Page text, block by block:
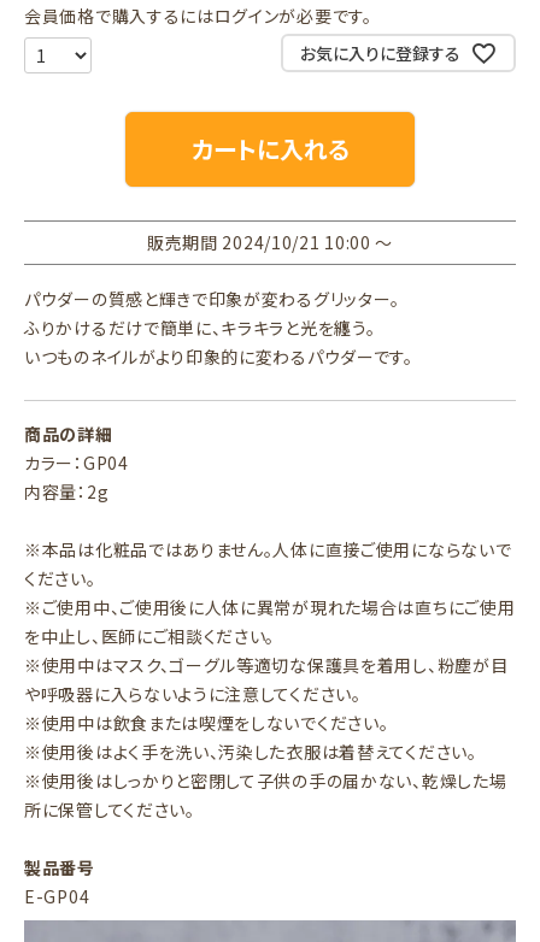
会員価格で購入するにはログインが必要です。
お気に入りに登録する
カートに入れる
販売期間 2024/10/21 10:00〜
パウダーの質感と輝きで印象が変わるグリッター。
ふりかけるだけで簡単に、キラキラと光を纏う。
いつものネイルがより印象的に変わるパウダーです。
商品の詳細
カラー：GP04
内容量：2g
※本品は化粧品ではありません。人体に直接ご使用にならないで
ください。
※ご使用中、ご使用後に人体に異常が現れた場合は直ちにご使用
を中止し、医師にご相談ください。
※使用中はマスク、ゴーグル等適切な保護具を着用し、粉塵が目
や呼吸器に入らないように注意してください。
※使用中は飲食または喫煙をしないでください。
※使用後はよく手を洗い、汚染した衣服は着替えてください。
※使用後はしっかりと密閉して子供の手の届かない、乾燥した場
所に保管してください。
製品番号
E-GP04